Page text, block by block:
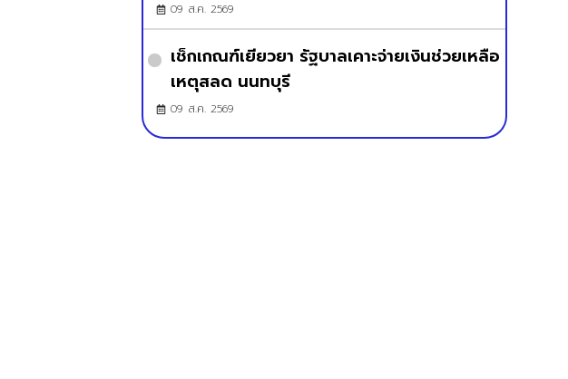
09 ส.ค. 2569
เช็กเกณฑ์เยียวยา รัฐบาลเคาะจ่ายเงินช่วยเหลือ
เหตุสลด นนทบุรี
09 ส.ค. 2569